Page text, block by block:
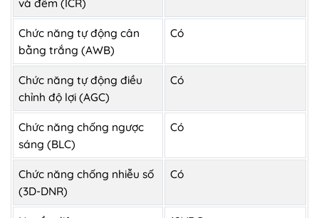
và đêm (ICR)
Chức năng tự động cân
bằng trắng (AWB)
Có
Chức năng tự động điều
chỉnh độ lợi (AGC)
Có
Chức năng chống ngược
sáng (BLC)
Có
Chức năng chống nhiễu số
(3D-DNR)
Có